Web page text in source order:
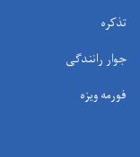
تذکره
جوار رانندگی
فورمه ویزه